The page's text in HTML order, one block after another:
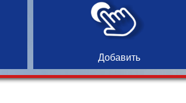
Добавить